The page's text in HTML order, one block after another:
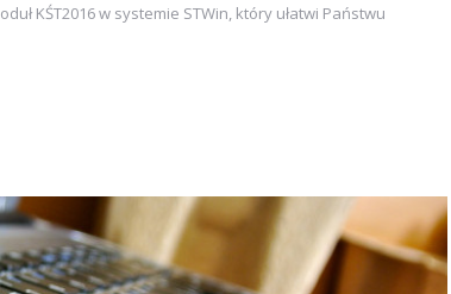
KŚT2016 w systemie STWin, który ułatwi Państwu